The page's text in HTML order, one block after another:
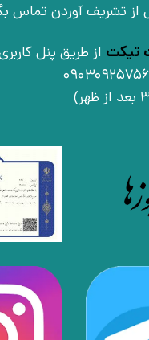
تیکت از طریق پنل